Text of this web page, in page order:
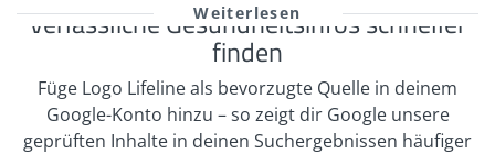
kontinuierlichen Erstellung und Qualitätssicherung
unserer Inhalte unterstützt. Viele unserer
Informationen sind multimedial mit Videos und
informativen Bildergalerien aufbereitet. Zahlreiche
Selbsttests regen zur Interaktion an. In unserem
Expertenrat und Foren zu verschiedenen
Verlässliche Gesundheitsinfos schneller
finden
Füge Logo Lifeline als bevorzugte Quelle in deinem
Google-Konto hinzu – so zeigt dir Google unsere
geprüften Inhalte in deinen Suchergebnissen häufiger